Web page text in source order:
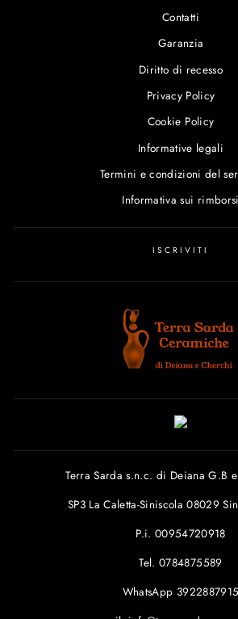
Contatti
Garanzia
Diritto di recesso
Privacy Policy
Cookie Policy
Informative legali
Termini e condizioni del
Informativa sui rimborsi
ISCRIVITI
Terra Sarda s.n.c. di Deiana G.B
SP3 La Caletta-Siniscola 08029
P.i. 00954720918
Tel. 0784875589
WhatsApp 3922887915